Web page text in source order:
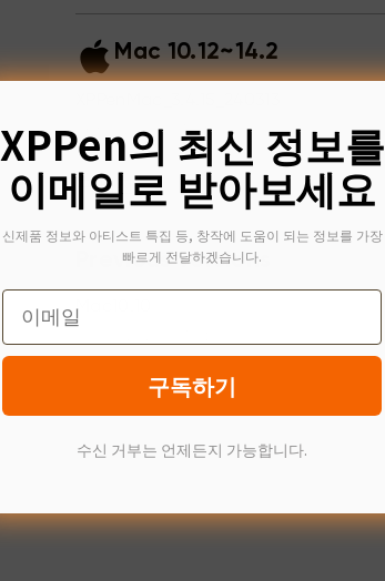
Mac 10.12~14.2
Apr 15,2024 PM 17:24
구 버전
Previous versions
Mac10.10
XPPen의 최신 정보를
이메일로 받아보세요
신제품 정보와 아티스트 특집 등, 창작에 도움이 되는 정보를 가장
빠르게 전달하겠습니다.
Email
구독하기
수신 거부는 언제든지 가능합니다.